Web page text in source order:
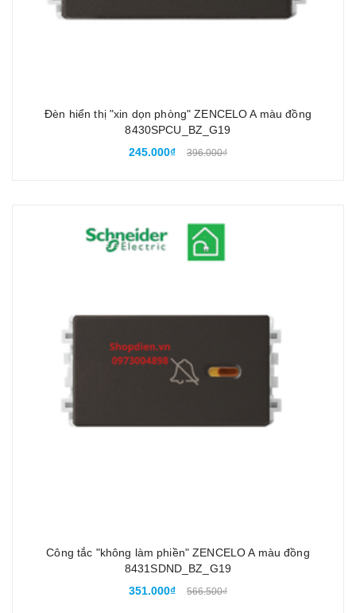
Đèn hiển thị "xin dọn phòng" ZENCELO A màu đồng
8430SPCU_BZ_G19
245.000₫
396.000₫
Công tắc "không làm phiền" ZENCELO A màu đồng
8431SDND_BZ_G19
351.000₫
566.500₫